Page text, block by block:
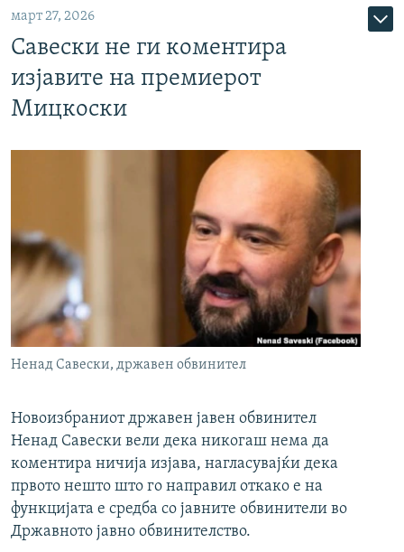
март 27, 2026
Савески не ги коментира
изјавите на премиерот
Мицкоски
Ненад Савески, државен обвинител
Новоизбраниот државен јавен обвинител
Ненад Савески вели дека никогаш нема да
коментира ничија изјава, нагласувајќи дека
првото нешто што го направил откако е на
функцијата е средба со јавните обвинители во
Државното јавно обвинителство.